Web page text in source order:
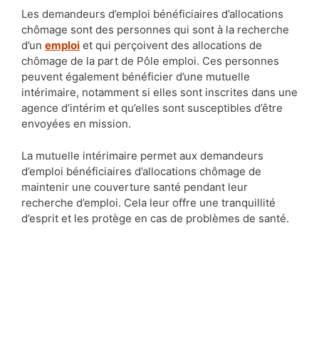
Les demandeurs d’emploi bénéficiaires d’allocations
chômage sont des personnes qui sont à la recherche
d’un emploi et qui perçoivent des allocations de
chômage de la part de Pôle emploi. Ces personnes
peuvent également bénéficier d’une mutuelle
intérimaire, notamment si elles sont inscrites dans une
agence d’intérim et qu’elles sont susceptibles d’être
envoyées en mission.
La mutuelle intérimaire permet aux demandeurs
d’emploi bénéficiaires d’allocations chômage de
maintenir une couverture santé pendant leur
recherche d’emploi. Cela leur offre une tranquillité
d’esprit et les protège en cas de problèmes de santé.